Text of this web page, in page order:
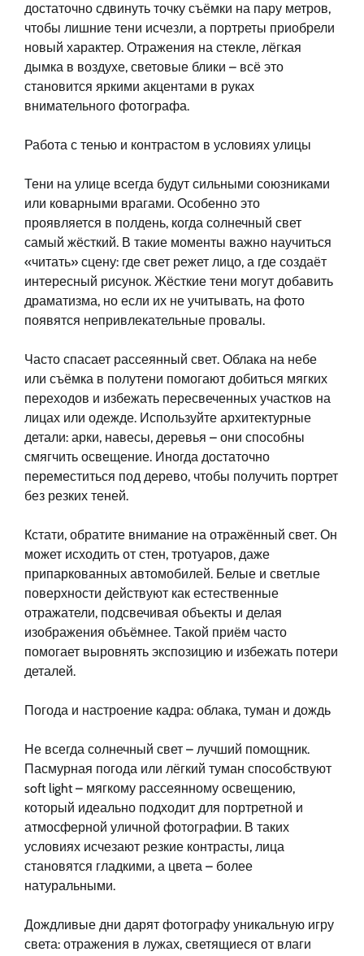
достаточно сдвинуть точку съёмки на пару метров,
чтобы лишние тени исчезли, а портреты приобрели
новый характер. Отражения на стекле, лёгкая
дымка в воздухе, световые блики – всё это
становится яркими акцентами в руках
внимательного фотографа.
Работа с тенью и контрастом в условиях улицы
Тени на улице всегда будут сильными союзниками
или коварными врагами. Особенно это
проявляется в полдень, когда солнечный свет
самый жёсткий. В такие моменты важно научиться
«читать» сцену: где свет режет лицо, а где создаёт
интересный рисунок. Жёсткие тени могут добавить
драматизма, но если их не учитывать, на фото
появятся непривлекательные провалы.
Часто спасает рассеянный свет. Облака на небе
или съёмка в полутени помогают добиться мягких
переходов и избежать пересвеченных участков на
лицах или одежде. Используйте архитектурные
детали: арки, навесы, деревья – они способны
смягчить освещение. Иногда достаточно
переместиться под дерево, чтобы получить портрет
без резких теней.
Кстати, обратите внимание на отражённый свет. Он
может исходить от стен, тротуаров, даже
припаркованных автомобилей. Белые и светлые
поверхности действуют как естественные
отражатели, подсвечивая объекты и делая
изображения объёмнее. Такой приём часто
помогает выровнять экспозицию и избежать потери
деталей.
Погода и настроение кадра: облака, туман и дождь
Не всегда солнечный свет – лучший помощник.
Пасмурная погода или лёгкий туман способствуют
soft light – мягкому рассеянному освещению,
который идеально подходит для портретной и
атмосферной уличной фотографии. В таких
условиях исчезают резкие контрасты, лица
становятся гладкими, а цвета – более
натуральными.
Дождливые дни дарят фотографу уникальную игру
света: отражения в лужах, светящиеся от влаги